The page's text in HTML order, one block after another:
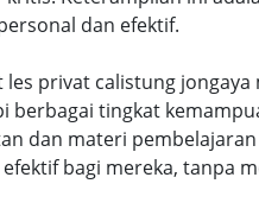
dan efektif.
privat calistung
berbagai tingkat
dan materi
bagi mereka, tanpa